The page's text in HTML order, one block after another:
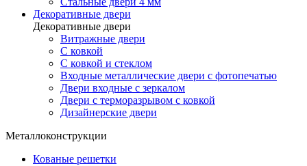
Декоративные двери
Декоративные двери
Витражные двери
С ковкой
С ковкой и стеклом
Входные металлические двери с фотопечатью
Двери входные с зеркалом
Двери с терморазрывом с ковкой
Дизайнерские двери
Металлоконструкции
Кованые решетки